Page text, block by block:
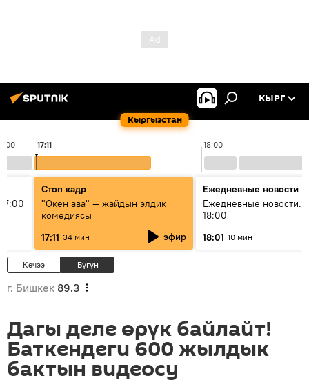
Кыргызстан
КЫРГ
18:00
17:11
Стоп кадр
"Окен ава" — жайдын элдик
комедиясы
17:11 34 мин эфир
Ежедневные новости
Ежедневные новости.
18:00
18:01 10 мин
Кечээ Бүгүн
г. Бишкек 89.3
Дагы деле өрүк байлайт!
Баткендеги 600 жылдык
бактын видеосу